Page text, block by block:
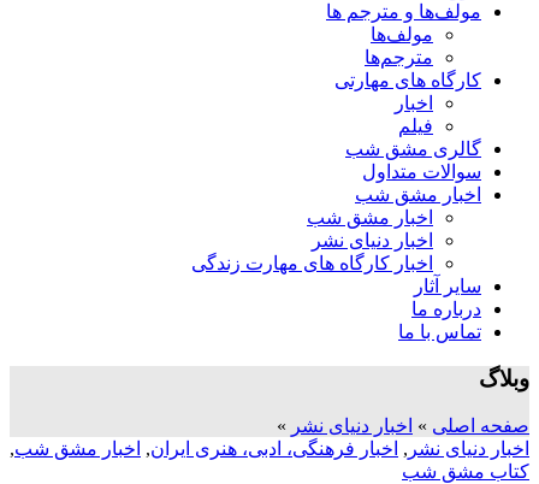
مولف‌ها و مترجم ها
مولف‌ها
مترجم‌ها
کارگاه های مهارتی
اخبار
فیلم
گالری مشق شب
سوالات متداول
اخبار مشق شب
اخبار مشق شب
اخبار دنیای نشر
اخبار کارگاه های مهارت زندگی
سایر آثار
درباره ما
تماس با ما
وبلاگ
صفحه اصلی » اخبار دنیای نشر »
اخبار دنیای نشر , اخبار فرهنگی، ادبی، هنری ایران, اخبار مشق شب,
کتاب مشق شب